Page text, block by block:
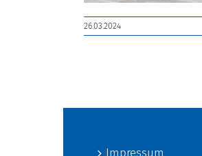
26.03.2024
Impressum